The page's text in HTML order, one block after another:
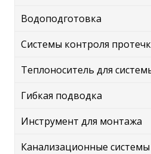
Водоподготовка
Системы контроля
Теплоноситель для
Гибкая подводка
Инструмент для монтажа
Канализационные системы